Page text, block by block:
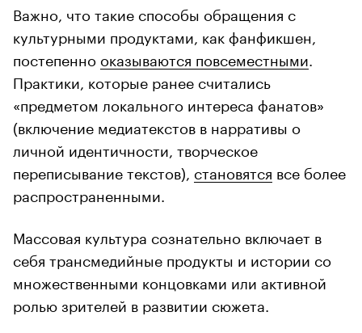
Важно, что такие способы обращения с
культурными продуктами, как фанфикшен,
постепенно оказываются повсеместными
Практики, которые ранее считались
«предметом локального интереса фанатов»
(включение медиатекстов в нарративы о
личной идентичности, творческое
переписывание текстов), становятся все более
распространенными.
Массовая культура сознательно включает в
себя трансмедийные продукты и истории со
множественными концовками или активной
ролью зрителей в развитии сюжета.